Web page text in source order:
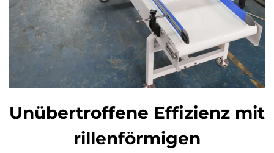
Unübertroffene Effizienz mit
rillenförmigen